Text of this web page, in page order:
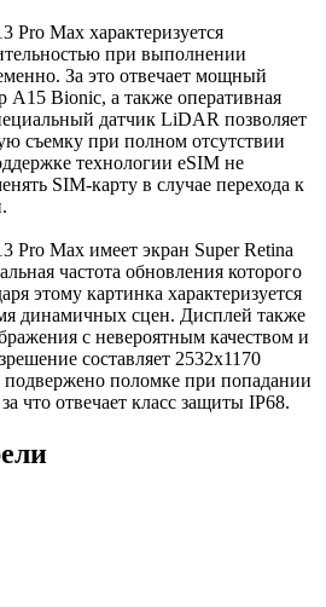
Pro Max характеризуется
при выполнении
За это отвечает мощный
A15 Bionic, а также оперативная
датчик LiDAR позволяет
съемку при полном отсутствии
технологии eSIM не
SIM-карту в случае перехода к
Pro Max имеет экран Super Retina
частота обновления которого
этому картинка характеризуется
динамичных сцен. Дисплей также
с невероятным качеством и
составляет 2532x1170
подвержено поломке при попадании
что отвечает класс защиты IP68.